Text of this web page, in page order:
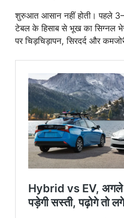
शुरुआत आसान नहीं होती। पहले
टेबल के हिसाब से भूख का सिग्नल
पर चिड़चिड़ापन, सिरदर्द और